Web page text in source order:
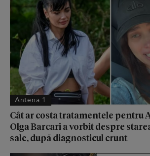
Antena 1
Cât ar costa tratamentele pentru
Olga Barcari a vorbit despre
sale, după diagnosticul crunt